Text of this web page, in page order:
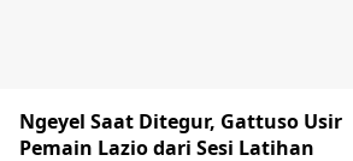
Ngeyel Saat Ditegur, Gattuso Usir
Pemain Lazio dari Sesi Latihan